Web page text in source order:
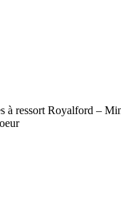
à ressort Royalford –